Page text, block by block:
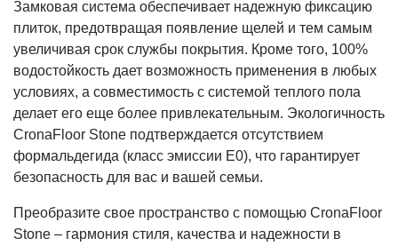
Замковая система обеспечивает надежную фиксацию
плиток, предотвращая появление щелей и тем самым
увеличивая срок службы покрытия. Кроме того, 100%
водостойкость дает возможность применения в любых
условиях, а совместимость с системой теплого пола
делает его еще более привлекательным. Экологичность
CronaFloor Stone подтверждается отсутствием
формальдегида (класс эмиссии E0), что гарантирует
безопасность для вас и вашей семьи.
Преобразите свое пространство с помощью CronaFloor
Stone – гармония стиля, качества и надежности в